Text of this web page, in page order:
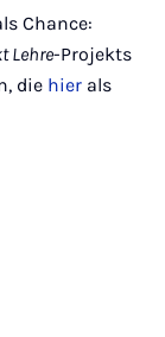
Chance:
Lehre-Projekts
die hier als